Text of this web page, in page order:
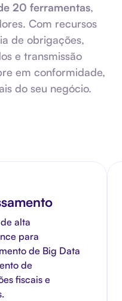
20 ferramentas,
Com recursos
de obrigações,
e transmissão
em conformidade,
do seu negócio.
alta
para
de Big Data
de
fiscais e